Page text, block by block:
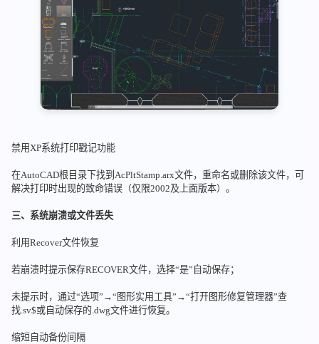
禁用XP系统打印戳记功能
在AutoCAD根目录下找到AcPltStamp.arx文件，重命名或删除该文件，可
解决打印时出现的致命错误（仅限2002及上面版本）。
三、系统崩溃或文件丢失
利用Recover文件恢复
若崩溃时提示保存RECOVER文件，选择“是”自动保存；
未提示时，通过“选项”→“图形实用工具”→“打开图形修复管理器”查
找.sv$或自动保存的.dwg文件进行恢复。
缩短自动备份间隔